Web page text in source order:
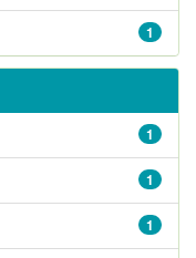
1
1
1
1